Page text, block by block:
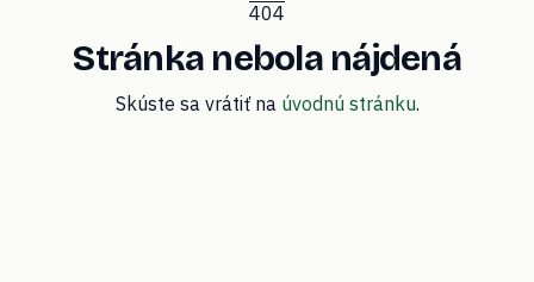
404
Stránka nebola nájdená
Skúste sa vrátiť na úvodnú stránku.